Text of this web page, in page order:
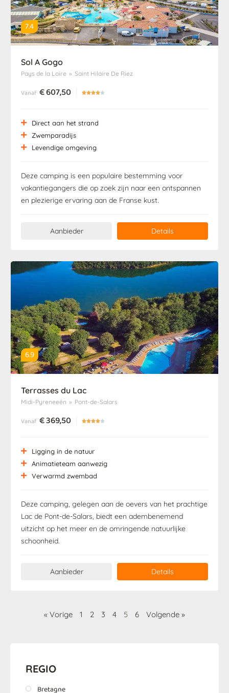
REGIO
Bretagne
7.4
Sol A Gogo
Pays de la Loire » Saint Hilaire De Riez
Vanaf €607,50 
Direct aan het strand
Zwemparadijs
Levendige omgeving
Deze camping is een populaire bestemming voor
vakantiegangers die op zoek zijn naar een ontspannen
en plezierige ervaring aan de Franse kust.
Aanbieder Details
6.9
Terrasses du Lac
Midi-Pyreneeën » Pont-de-Salars
Vanaf €369,50 
Ligging in de natuur
Animatieteam aanwezig
Verwarmd zwembad
Deze camping, gelegen aan de oevers van het prachtige
Lac de Pont-de-Salars, biedt een adembenemend
uitzicht op het meer en de omringende natuurlijke
schoonheid.
Aanbieder Details
« Vorige 1 2 3 4 5 6 Volgende »